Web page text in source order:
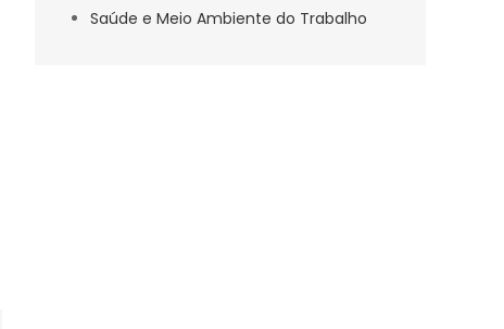
Saúde e Meio Ambiente do Trabalho